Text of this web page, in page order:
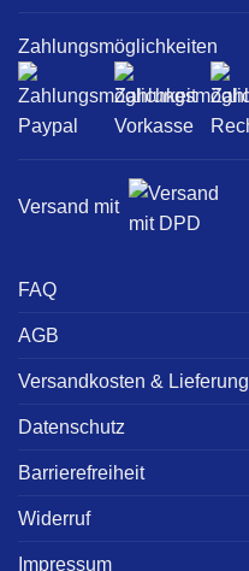
Zahlungsmöglichkeiten
Versand mit
FAQ
AGB
Versandkosten & Lieferung
Datenschutz
Barrierefreiheit
Widerruf
Impressum